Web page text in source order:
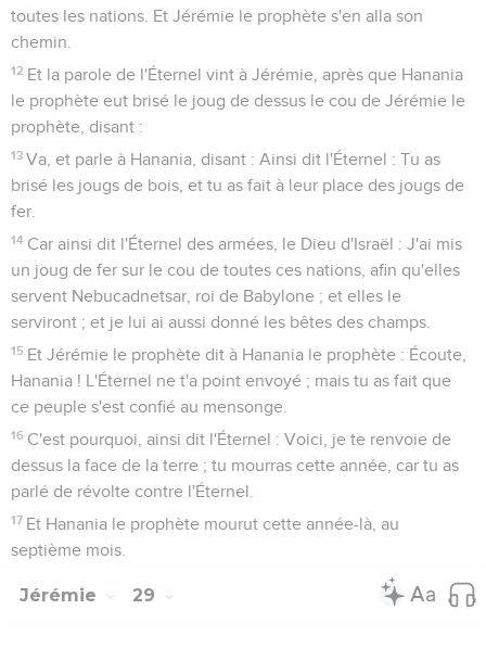
toutes les nations. Et Jérémie le prophète s'en alla son
chemin.
12 Et la parole de l'Éternel vint à Jérémie, après que Hanania
le prophète eut brisé le joug de dessus le cou de Jérémie le
prophète, disant :
13 Va, et parle à Hanania, disant : Ainsi dit l'Éternel : Tu as
brisé les jougs de bois, et tu as fait à leur place des jougs de
fer.
14 Car ainsi dit l'Éternel des armées, le Dieu d'Israël : J'ai mis
un joug de fer sur le cou de toutes ces nations, afin qu'elles
servent Nebucadnetsar, roi de Babylone ; et elles le
serviront ; et je lui ai aussi donné les bêtes des champs.
15 Et Jérémie le prophète dit à Hanania le prophète : Écoute,
Hanania ! L'Éternel ne t'a point envoyé ; mais tu as fait que
ce peuple s'est confié au mensonge.
16 C'est pourquoi, ainsi dit l'Éternel : Voici, je te renvoie de
dessus la face de la terre ; tu mourras cette année, car tu as
parlé de révolte contre l'Éternel.
17 Et Hanania le prophète mourut cette année-là, au
septième mois.
Jérémie 29